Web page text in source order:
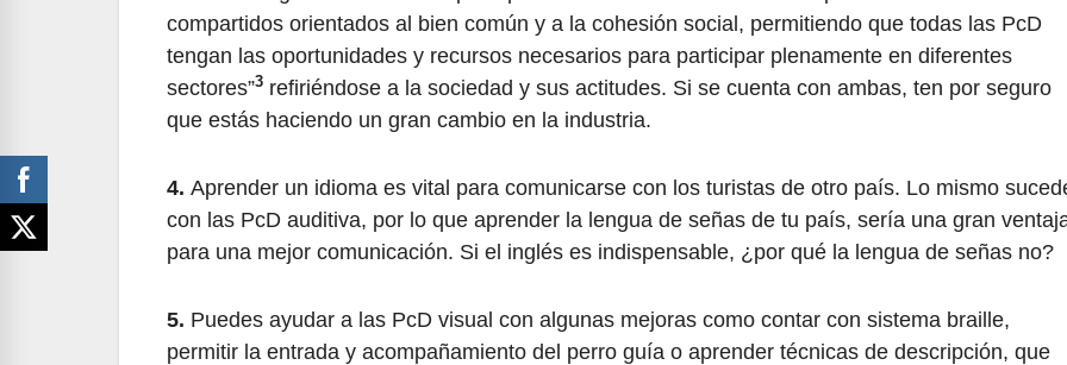
compartidos orientados al bien común y a la cohesión social, permitiendo que todas las PcD
tengan las oportunidades y recursos necesarios para participar plenamente en diferentes
sectores”3 refiriéndose a la sociedad y sus actitudes. Si se cuenta con ambas, ten por seguro
que estás haciendo un gran cambio en la industria.
4. Aprender un idioma es vital para comunicarse con los turistas de otro país. Lo mismo
con las PcD auditiva, por lo que aprender la lengua de señas de tu país, sería una gran
para una mejor comunicación. Si el inglés es indispensable, ¿por qué la lengua de señas no?
5. Puedes ayudar a las PcD visual con algunas mejoras como contar con sistema braille,
permitir la entrada y acompañamiento del perro guía o aprender técnicas de descripción, que